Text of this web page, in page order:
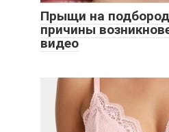
Прыщи на
причины
видео